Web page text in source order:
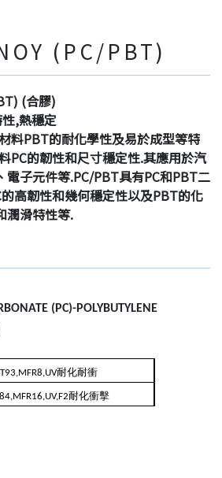
(PC/PBT)
(合膠)
,熱穩定
料PBT的耐化學性及易於成型等特
PC的韌性和尺寸穩定性.其應用於汽
電子元件等.PC/PBT具有PC和PBT二
高韌性和幾何穩定性以及PBT的化
潤滑特性等.
(PC)-POLYBUTYLENE
耐化耐衝
耐化衝擊